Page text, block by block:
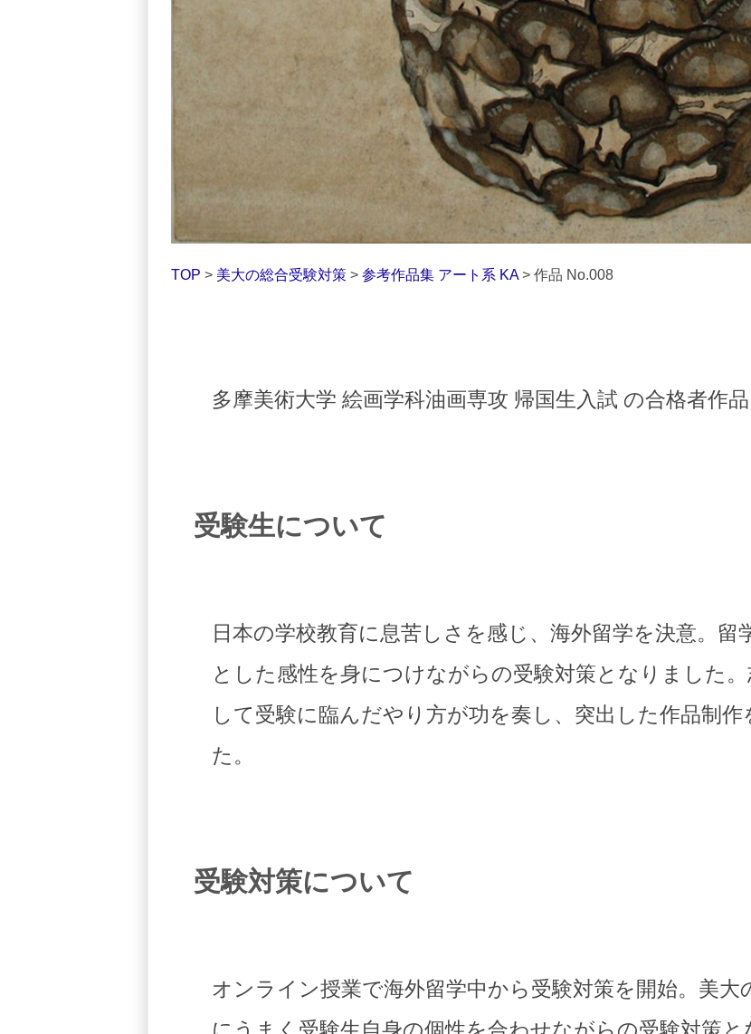
TOP > 美大の総合受験対策 > 参考作品集 アート系 KA> 作品 No.008
多摩美術大学 絵画学科油画専攻 帰国生入試 の合格者作品
受験生について
日本の学校教育に息苦しさを感じ、海外留学を決意。留
とした感性を身につけながらの受験対策となりました
して受験に臨んだやり方が功を奏し、突出した作品制
た。
受験対策について
オンライン授業で海外留学中から受験対策を開始。美大